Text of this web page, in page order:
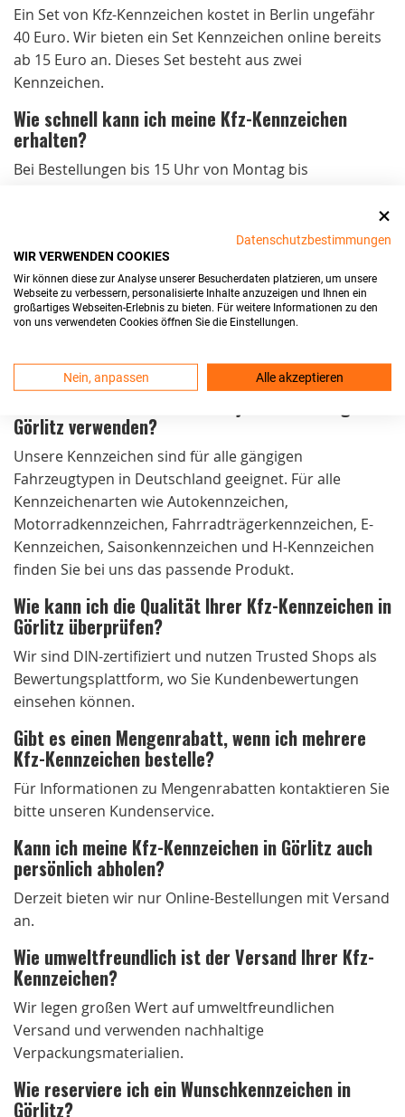
Ein Set von Kfz-Kennzeichen kostet in Berlin ungefähr
40 Euro. Wir bieten ein Set Kennzeichen online bereits
ab 15 Euro an. Dieses Set besteht aus zwei
Kennzeichen.
Wie schnell kann ich meine Kfz-Kennzeichen
erhalten?
Bei Bestellungen bis 15 Uhr von Montag bis
kostenlos und die Lieferung erfolgt in der Regel
innerhalb von 24 Stunden.
Sind Ihre Kfz-Kennzeichen in Görlitz
zulassungsfähig?
alle Zulassungsvoraussetzungen.
Görlitz verwenden?
Unsere Kennzeichen sind für alle gängigen
Fahrzeugtypen in Deutschland geeignet. Für alle
Kennzeichenarten wie Autokennzeichen,
Motorradkennzeichen, Fahrradträgerkennzeichen, E-
Kennzeichen, Saisonkennzeichen und H-Kennzeichen
finden Sie bei uns das passende Produkt.
Wie kann ich die Qualität Ihrer Kfz-Kennzeichen in
Görlitz überprüfen?
Wir sind DIN-zertifiziert und nutzen Trusted Shops als
Bewertungsplattform, wo Sie Kundenbewertungen
einsehen können.
Gibt es einen Mengenrabatt, wenn ich mehrere
Kfz-Kennzeichen bestelle?
Für Informationen zu Mengenrabatten kontaktieren Sie
bitte unseren Kundenservice.
Kann ich meine Kfz-Kennzeichen in Görlitz auch
persönlich abholen?
Derzeit bieten wir nur Online-Bestellungen mit Versand
an.
Wie umweltfreundlich ist der Versand Ihrer Kfz-
Kennzeichen?
Wir legen großen Wert auf umweltfreundlichen
Versand und verwenden nachhaltige
Verpackungsmaterialien.
Wie reserviere ich ein Wunschkennzeichen in
Görlitz?
Datenschutzbestimmungen
WIR VERWENDEN COOKIES
Wir können diese zur Analyse unserer Besucherdaten platzieren, um unsere
Webseite zu verbessern, personalisierte Inhalte anzuzeigen und Ihnen ein
großartiges Webseiten-Erlebnis zu bieten. Für weitere Informationen zu den
von uns verwendeten Cookies öffnen Sie die Einstellungen.
Nein, anpassen Alle akzeptieren